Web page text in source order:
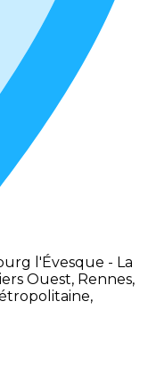
l'Évesque - La
Ouest, Rennes,